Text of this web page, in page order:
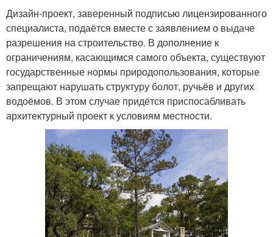
Дизайн-проект, заверенный подписью лицензированного
специалиста, подаётся вместе с заявлением о выдаче
разрешения на строительство. В дополнение к
ограничениям, касающимся самого объекта, существуют
государственные нормы природопользования, которые
запрещают нарушать структуру болот, ручьёв и других
водоёмов. В этом случае придётся приспосабливать
архитектурный проект к условиям местности.